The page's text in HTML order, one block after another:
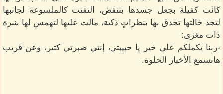
كانت كفيلة بجعل جسدها ينتفض، التفتت كالملسوعة لجانبها
لتجد خالتها تحدق بها بنظراتٍ ذكية، مالت عليها لتهمس لها بنبرة
ذات مغزى:
-ربنا يكملكم على خير يا حبيبتي، إنتي صبرتي كتير، وعن قريب
هانسمع الأخبار الحلوة.